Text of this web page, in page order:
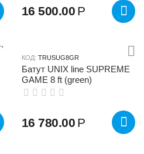
16 500.00 Р
КОД: TRUSUG8GR
Батут UNIX line SUPREME
GAME 8 ft (green)
16 780.00 Р